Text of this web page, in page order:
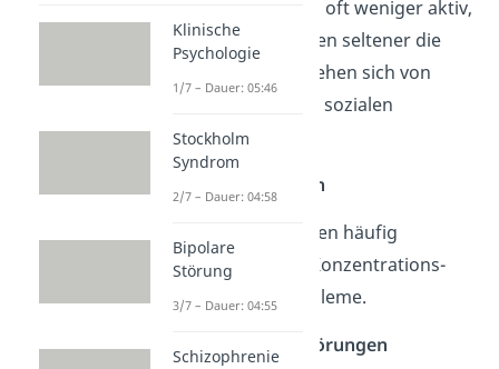
Die Betroffenen sind oft weniger aktiv,
spontan und ergreifen seltener die
Eigeninitiative. Sie ziehen sich von
Interessen und ihrer sozialen
Umgebung zurück.
Kognitive Störungen
Die Betroffenen haben häufig
Aufmerksamkeits-, Konzentrations-
und Gedächtnisprobleme.
Denk- und Sprachstörungen
Klinische
Psychologie
1/7 – Dauer: 05:46
Stockholm
Syndrom
2/7 – Dauer: 04:58
Bipolare
Störung
3/7 – Dauer: 04:55
Schizophrenie